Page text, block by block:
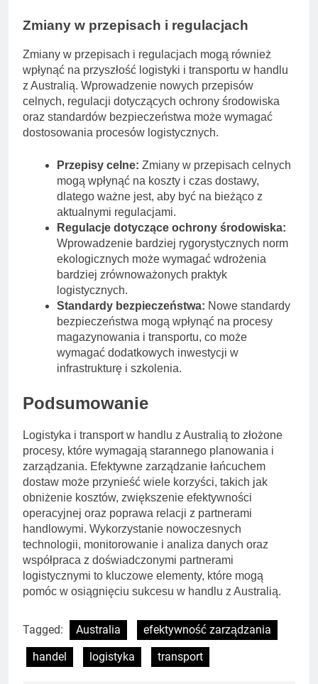
Zmiany w przepisach i regulacjach
Zmiany w przepisach i regulacjach mogą również
wpłynąć na przyszłość logistyki i transportu w handlu
z Australią. Wprowadzenie nowych przepisów
celnych, regulacji dotyczących ochrony środowiska
oraz standardów bezpieczeństwa może wymagać
dostosowania procesów logistycznych.
Przepisy celne: Zmiany w przepisach celnych
mogą wpłynąć na koszty i czas dostawy,
dlatego ważne jest, aby być na bieżąco z
aktualnymi regulacjami.
Regulacje dotyczące ochrony środowiska:
Wprowadzenie bardziej rygorystycznych norm
ekologicznych może wymagać wdrożenia
bardziej zrównoważonych praktyk
logistycznych.
Standardy bezpieczeństwa: Nowe standardy
bezpieczeństwa mogą wpłynąć na procesy
magazynowania i transportu, co może
wymagać dodatkowych inwestycji w
infrastrukturę i szkolenia.
Podsumowanie
Logistyka i transport w handlu z Australią to złożone
procesy, które wymagają starannego planowania i
zarządzania. Efektywne zarządzanie łańcuchem
dostaw może przynieść wiele korzyści, takich jak
obniżenie kosztów, zwiększenie efektywności
operacyjnej oraz poprawa relacji z partnerami
handlowymi. Wykorzystanie nowoczesnych
technologii, monitorowanie i analiza danych oraz
współpraca z doświadczonymi partnerami
logistycznymi to kluczowe elementy, które mogą
pomóc w osiągnięciu sukcesu w handlu z Australią.
Tagged: Australia
efektywność zarządzania
handel
logistyka transport